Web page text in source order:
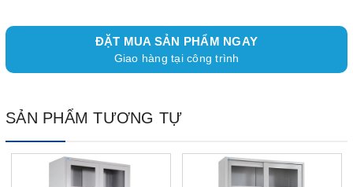
ĐẶT MUA SẢN PHẨM NGAY
Giao hàng tại công trình
SẢN PHẨM TƯƠNG TỰ